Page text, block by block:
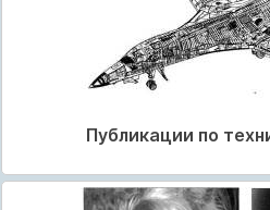
Публикации по